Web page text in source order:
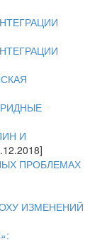
И
ПРОБЛЕМАХ
ИЗМЕНЕНИЙ